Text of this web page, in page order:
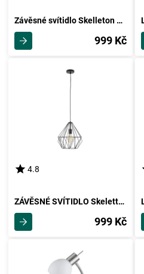
Závěsné svítidlo Skelleton 30/110 Cm, 60 Watt
999 Kč
4.8
ZÁVĚSNÉ SVÍTIDLO Skeletton -Akt-
999 Kč